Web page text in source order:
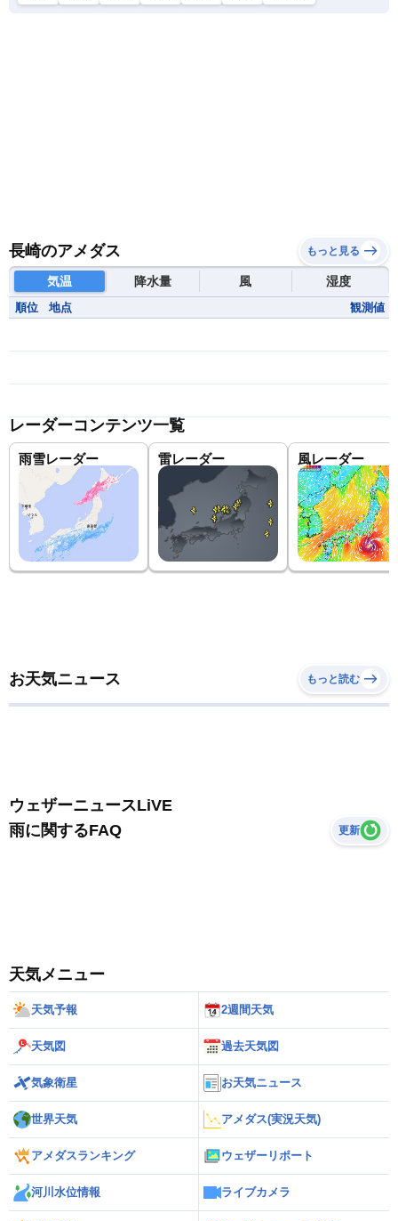
長崎のアメダス もっと見る
気温 降水量 風 湿度
順位 地点 観測値
レーダーコンテンツ一覧
雨雪レーダー 雷レーダー 風レーダー
お天気ニュース もっと読む
ウェザーニュースLiVE
雨に関するFAQ
更新
天気メニュー
天気予報 2週間天気
天気図 過去天気図
気象衛星 お天気ニュース
世界天気 アメダス(実況天気)
アメダスランキング ウェザーリポート
河川水位情報 ライブカメラ